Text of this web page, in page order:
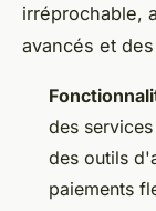
irréprochable,
avancés et
des
des outils
paiements